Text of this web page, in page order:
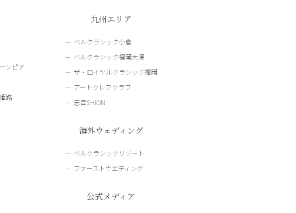
ンピア
路
九州エリア
ベルクラシック小倉
ベルクラシック福岡大濠
ザ・ロイヤルクラシック福岡
アートクレフクラブ
志音SHION
海外ウェディング
ベルクラシックリゾート
ファーストウエディング
公式メディア